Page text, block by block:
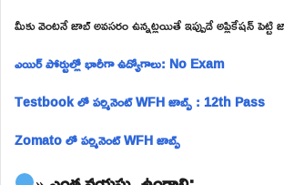
మీకు వెంటనే జాబ్ అవసరం ఉన్నట్లయితే ఇప్పుడే అప్లికేషన్
ఎయిర్ పోర్టుల్లో భారీగా ఉద్యోగాలు: No Exam
Testbook లో పర్మినెంట్ WFH జాబ్స్ : 12th Pass
Zomato లో పర్మినెంట్ WFH జాబ్స్